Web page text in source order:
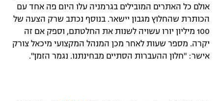
אולם כל האתרים המובילים בגרמניה עלו היום פה אחד עם
הכותרת שהחלוץ מגבון יישאר. בנוסף נכתב שרק הצעה של
100 מיליון יורו עשויה לשנות את החלטתם, וספק אם זה
יקרה. מספר שעות לאחר מכן המנהל המקצועי מיכאל צורק
אישר: "חלון ההעברות הסתיים מבחינתנו. נגמר הזמן".